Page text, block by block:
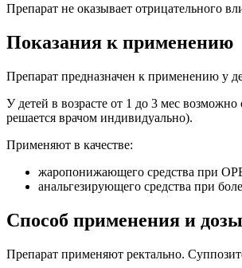
Препарат не оказывает отрицательного
Показания к применению
Препарат предназначен к применению у
У детей в возрасте от 1 до 3 мес
решается врачом индивидуально).
Применяют в качестве:
жаропонижающего средства при
анальгезирующего средства при
Способ применения и дозы
Препарат применяют ректально.